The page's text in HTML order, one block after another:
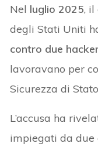
Nel luglio 2025, il
degli Stati Uniti
contro due
lavoravano per
Sicurezza di
L’accusa ha
impiegati da due